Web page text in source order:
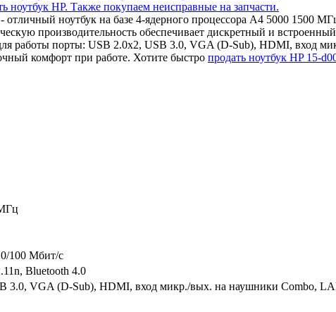
отличный ноутбук на базе 4-ядерного процессора A4 5000
производительность обеспечивает дискретный и
работы порты: USB 2.0x2, USB 3.0, VGA (D-Sub), HDMI, вход
комфорт при работе. Хотите быстро продать ноутбук HP 15-
100 Мбит/c
Bluetooth 4.0
3.0, VGA (D-Sub), HDMI, вход микр./вых. на наушники Combo,